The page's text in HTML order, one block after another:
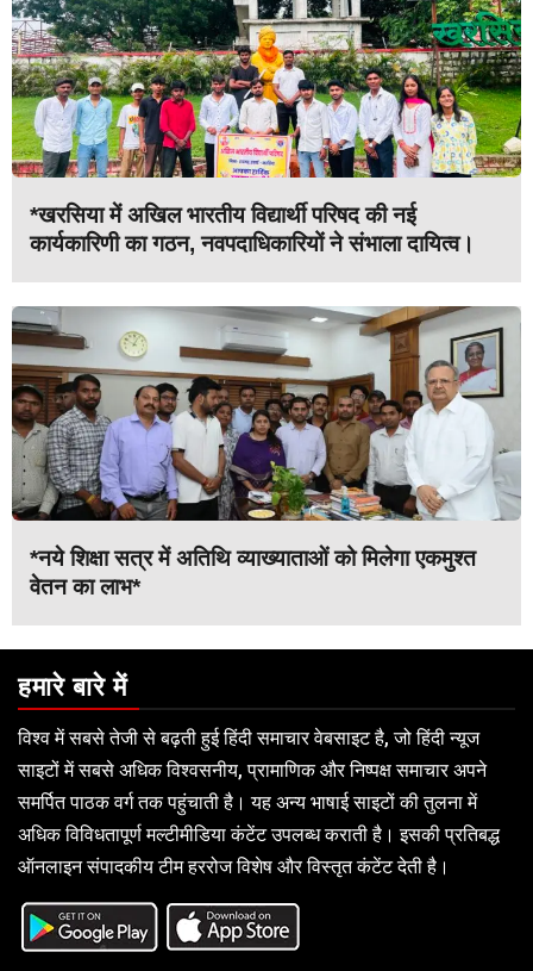
*खरसिया में अखिल भारतीय विद्यार्थी परिषद की नई
कार्यकारिणी का गठन, नवपदाधिकारियों ने संभाला दायित्व।
*नये शिक्षा सत्र में अतिथि व्याख्याताओं को मिलेगा एकमुश्त
वेतन का लाभ*
हमारे बारे में
विश्व में सबसे तेजी से बढ़ती हुई हिंदी समाचार वेबसाइट है, जो हिंदी न्यूज
साइटों में सबसे अधिक विश्वसनीय, प्रामाणिक और निष्पक्ष समाचार अपने
समर्पित पाठक वर्ग तक पहुंचाती है। यह अन्य भाषाई साइटों की तुलना में
अधिक विविधतापूर्ण मल्टीमीडिया कंटेंट उपलब्ध कराती है। इसकी प्रतिबद्ध
ऑनलाइन संपादकीय टीम हररोज विशेष और विस्तृत कंटेंट देती है।